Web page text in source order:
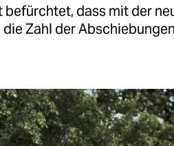
dass mit der
Zahl der